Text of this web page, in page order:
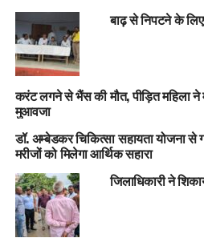
बाढ़ से निपटने के
करंट लगने से भैंस की मौत, पीड़ित महिला ने
मुआवजा
डॉ. अम्बेडकर चिकित्सा सहायता योजना से
मरीजों को मिलेगा आर्थिक सहारा
जिलाधिकारी ने